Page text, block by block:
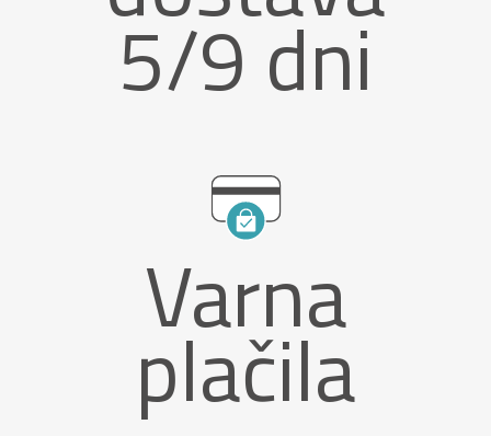
5/9 dni
Varna
plačila